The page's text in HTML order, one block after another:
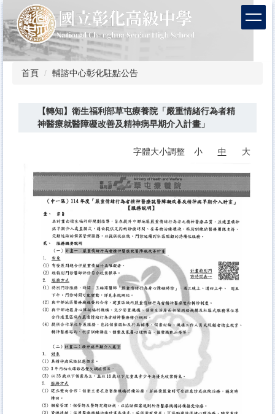
到
主
要
內
首頁 輔諮中心彰化駐點公告
【轉知】衛生福利部草屯療養院「嚴重情緒行為者精
神醫療就醫障礙改善及精神病早期介入計畫」
字體大小調整 小 中 大